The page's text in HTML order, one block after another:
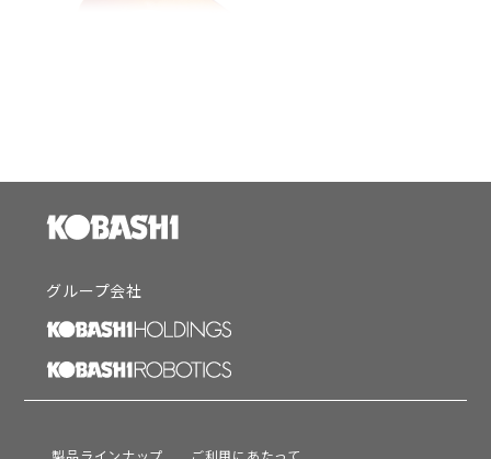
グループ会社
製品ラインナップ ご利用にあたって